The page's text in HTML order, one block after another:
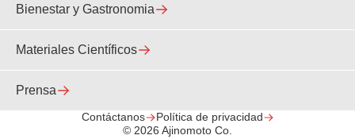
Bienestar y Gastronomia
Materiales Científicos
Prensa
Contáctanos
Política de privacidad
© 2026 Ajinomoto Co.